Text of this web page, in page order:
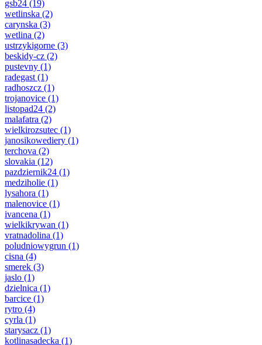
gsb24 (19)
wetlinska (2)
carynska (3)
wetlina (2)
ustrzykigorne (3)
beskidy-cz (2)
pustevny (1)
radegast(1)
radhoszcz (1)
trojanovice (1)
listopad24 (2)
malafatra (2)
wielkirozsutec (1)
janosikowediery (1)
terchova (2)
slovakia (12)
pazdziernik24 (1)
medziholie (1)
lysahora (1)
malenovice (1)
ivancena (1)
wielkikrywan (1)
vratnadolina (1)
poludniowygrun (1)
cisna (4)
smerek (3)
jaslo (1)
dzielnica (1)
barcice (1)
rytro (4)
cyrla (1)
starysacz (1)
kotlinasadecka (1)